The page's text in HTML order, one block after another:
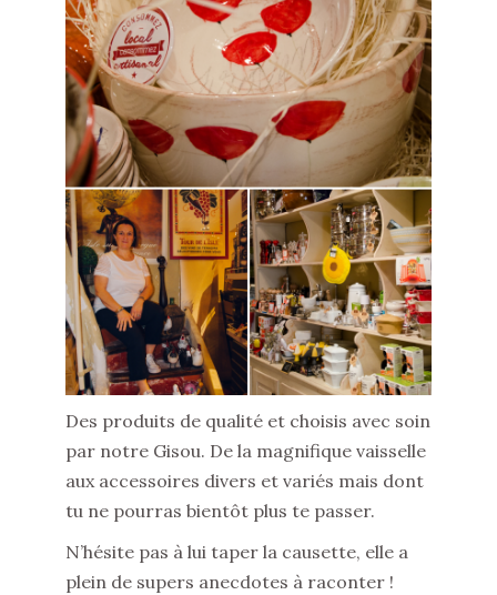
Des produits de qualité et choisis avec soin
par notre Gisou. De la magnifique vaisselle
aux accessoires divers et variés mais dont
tu ne pourras bientôt plus te passer.
N’hésite pas à lui taper la causette, elle a
plein de supers anecdotes à raconter !